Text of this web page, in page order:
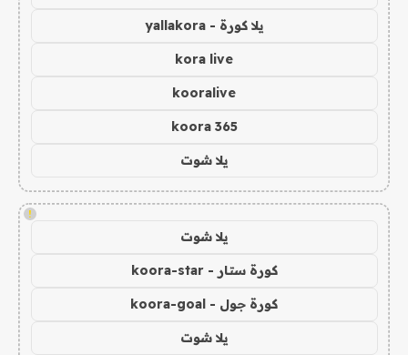
يلا كورة - yallakora
kora live
kooralive
koora 365
يلا شوت
!
يلا شوت
كورة ستار - koora-star
كورة جول - koora-goal
يلا شوت